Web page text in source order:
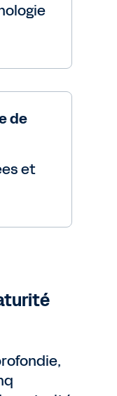
de
et